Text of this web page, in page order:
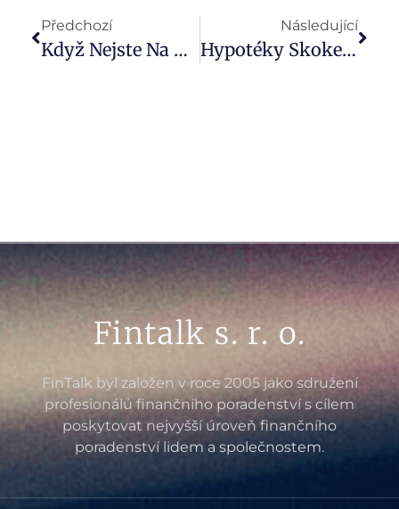
Předchozí
Když Nejste Na Řešení Pojistných Událostí Sami
Následující
Hypotéky Skokem Překonaly 5procentní Hranici A Nyní Čekají Na Čtvrteční Rozhodnutí ČNB (analýza Golem Finance)
Fintalk s. r. o.
FinTalk byl založen v roce 2005 jako sdružení
profesionálů finančního poradenství s cílem
poskytovat nejvyšší úroveň finančního
poradenství lidem a společnostem.